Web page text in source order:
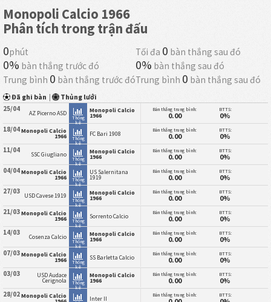
Monopoli Calcio 1966
Phân tích trong trận đấu
0phút Tối đa 0 bàn thắng sau đó
0% bàn thắng trước đó 0% bàn thắng sau đó
Trung bình 0 bàn thắng trước đóTrung bình 0 bàn thắng sau đó
Đã ghi bàn | Thủng lưới
25/04 AZ Picerno ASD
Thống
kê
Monopoli Calcio
1966
Bàn thắng trung bình:
0.00
BTTS:
0%
18/04Monopoli Calcio
1966
Thống
kê
FC Bari 1908 Bàn thắng trung bình:
0.00
BTTS:
0%
11/04 SSC Giugliano
Thống
kê
Monopoli Calcio
1966
Bàn thắng trung bình:
0.00
BTTS:
0%
04/04Monopoli Calcio
1966
Thống
kê
US Salernitana
1919
Bàn thắng trung bình:
0.00
BTTS:
0%
27/03 USD Cavese 1919
Thống
kê
Monopoli Calcio
1966
Bàn thắng trung bình:
0.00
BTTS:
0%
21/03Monopoli Calcio
1966
Thống
kê
Sorrento Calcio Bàn thắng trung bình:
0.00
BTTS:
0%
14/03 Cosenza Calcio
Thống
kê
Monopoli Calcio
1966
Bàn thắng trung bình:
0.00
BTTS:
0%
07/03Monopoli Calcio
1966
Thống
kê
SS Barletta Calcio Bàn thắng trung bình:
0.00
BTTS:
0%
03/03 USD Audace
Cerignola
Thống
kê
Monopoli Calcio
1966
Bàn thắng trung bình:
0.00
BTTS:
0%
28/02Monopoli Calcio Inter II Bàn thắng trung bình: BTTS: